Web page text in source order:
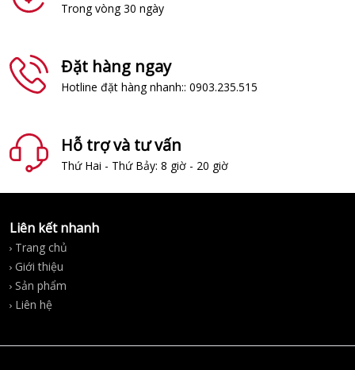
Trong vòng 30 ngày
Đặt hàng ngay
Hotline đặt hàng nhanh:: 0903.235.515
Hỗ trợ và tư vấn
Thứ Hai - Thứ Bảy: 8 giờ - 20 giờ
Liên kết nhanh
Trang chủ
Giới thiệu
Sản phẩm
Liên hệ